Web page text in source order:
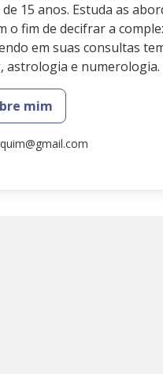
15 anos. Estuda as
o fim de decifrar a
em suas consultas
astrologia e numerologia.
mim